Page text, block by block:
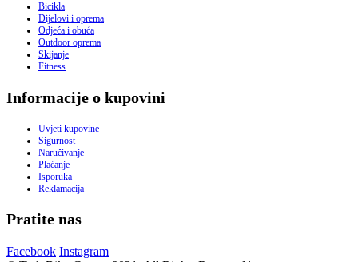
Bicikla
Dijelovi i oprema
Odjeća i obuća
Outdoor oprema
Skijanje
Fitness
Informacije o kupovini
Uvjeti kupovine
Sigurnost
Naručivanje
Plaćanje
Isporuka
Reklamacija
Pratite nas
Facebook Instagram